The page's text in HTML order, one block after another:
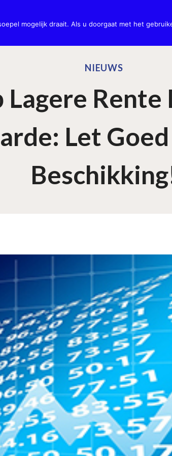
Verzekeringen Kredieten Privé
NIEUWS
Lagere
Let
mogelijk draait. Als u doorgaat met het